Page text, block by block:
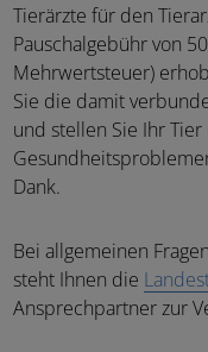
Tierärzte für den
Pauschalgebühr von
Mehrwertsteuer)
Sie die damit
und stellen Sie Ihr
Dank.
Bei allgemeinen
steht Ihnen die
Ansprechpartner zur